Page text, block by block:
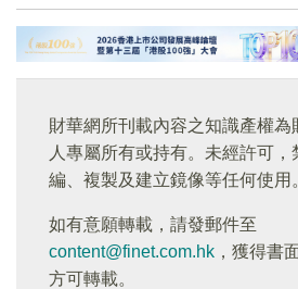
財華網所刊載內容之知識產權為
人專屬所有或持有。未經許可
編、複製及建立鏡像等任何使用
如有意願轉載，請發郵件至
content@finet.com.hk ，獲得書
方可轉載。